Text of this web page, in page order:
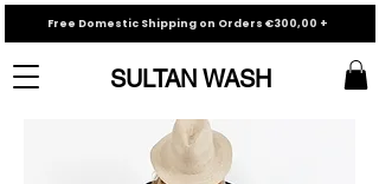
SULTAN WASH
Free Domestic Shipping on Orders €300,00 +